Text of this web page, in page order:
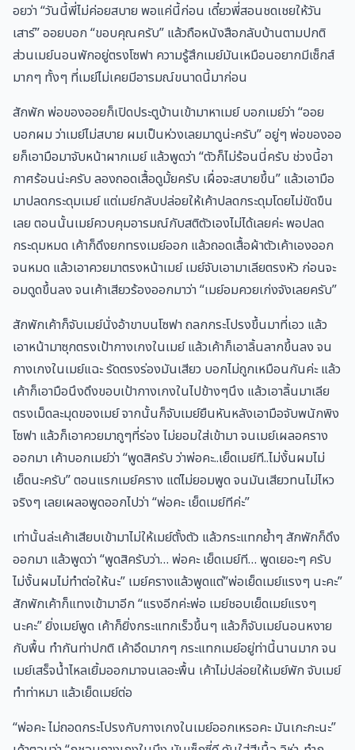
อยว่า “วันนี้พี่ไม่ค่อยสบาย พอแค่นี้ก่อน เดี๋ยวพี่สอนชดเชยให้วัน
เสาร์” ออยบอก “ขอบคุณครับ” แล้วถือหนังสือกลับบ้านตามปกติ
ส่วนเมย์นอนพักอยู่ตรงโซฟา ความรู้สึกเมย์มันเหมือนอยากมีเซ็กส์
มากๆ ทั้งๆ ที่เมย์ไม่เคยมีอารมณ์ขนาดนี้มาก่อน
สักพัก พ่อของออยก็เปิดประตูบ้านเข้ามาหาเมย์ บอกเมย์ว่า “ออย
บอกผม ว่าเมย์ไม่สบาย ผมเป็นห่วงเลยมาดูน่ะครับ” อยู่ๆ พ่อของออ
ยก็เอามือมาจับหน้าผากเมย์ แล้วพูดว่า “ตัวก็ไม่ร้อนนี่ครับ ช่วงนี้อา
กาศร้อนน่ะครับ ลองถอดเสื้อดูมั้ยครับ เผื่อจะสบายขึ้น” แล้วเอามือ
มาปลดกระดุมเมย์ แต่เมย์กลับปล่อยให้เค้าปลดกระดุมโดยไม่ขัดขืน
เลย ตอนนั้นเมย์ควบคุมอารมณ์กับสติตัวเองไม่ได้เลยค่ะ พอปลด
กระดุมหมด เค้าก็ดึงยกทรงเมย์ออก แล้วถอดเสื้อผ้าตัวเค้าเองออก
จนหมด แล้วเอาควยมาตรงหน้าเมย์ เมย์จับเอามาเลียตรงหัว ก่อนจะ
อมดูดขึ้นลง จนเค้าเสียวร้องออกมาว่า “เมย์อมควยเก่งจังเลยครับ”
สักพักเค้าก็จับเมย์นั่งอ้าขาบนโซฟา ถลกกระโปรงขึ้นมาที่เอว แล้ว
เอาหน้ามาซุกตรงเป้ากางเกงในเมย์ แล้วเค้าก็เอาลิ้นลากขึ้นลง จน
กางเกงในเมย์แฉะ รัดตรงร่องมันเสียว บอกไม่ถูกเหมือนกันค่ะ แล้ว
เค้าก็เอามือนึงดึงขอบเป้ากางเกงในไปข้างๆนึง แล้วเอาลิ้นมาเลีย
ตรงเม็ดละมุดของเมย์ จากนั้นก็จับเมย์ยืนหันหลังเอามือจับพนักพิง
โซฟา แล้วก็เอาควยมาถูๆที่ร่อง ไม่ยอมใส่เข้ามา จนเมย์เผลอคราง
ออกมา เค้าบอกเมย์ว่า “พูดสิครับ ว่าพ่อคะ..เย็ดเมย์ที..ไม่งั้นผมไม่
เย็ดนะครับ” ตอนแรกเมย์คราง แต่ไม่ยอมพูด จนมันเสียวทนไม่ไหว
จริงๆ เลยเผลอพูดออกไปว่า “พ่อคะ เย็ดเมย์ทีค่ะ”
เท่านั้นล่ะเค้าเสียบเข้ามาไม่ให้เมย์ตั้งตัว แล้วกระแทกย้ำๆ สักพักก็ดึง
ออกมา แล้วพูดว่า “พูดสิครับว่า… พ่อคะ เย็ดเมย์ที… พูดเยอะๆ ครับ
ไม่งั้นผมไม่ทำต่อให้นะ” เมย์ครางแล้วพูดแต่”พ่อเย็ดเมย์แรงๆ นะคะ”
สักพักเค้าก็แทงเข้ามาอีก “แรงอีกค่ะพ่อ เมย์ชอบเย็ดเมย์แรงๆ
นะคะ” ยิ่งเมย์พูด เค้าก็ยิ่งกระแทกเร็วขึ้นๆ แล้วก็จับเมย์นอนหงาย
กับพื้น ทำกันท่าปกติ เค้าอึดมากๆ กระแทกเมย์อยู่ท่านี้นานมาก จน
เมย์เสร็จน้ำไหลเยิ้มออกมาจนเลอะพื้น เค้าไม่ปล่อยให้เมย์พัก จับเมย์
ทำท่าหมา แล้วเย็ดเมย์ต่อ
“พ่อคะ ไม่ถอดกระโปรงกับกางเกงในเมย์ออกเหรอคะ มันเกะกะนะ”